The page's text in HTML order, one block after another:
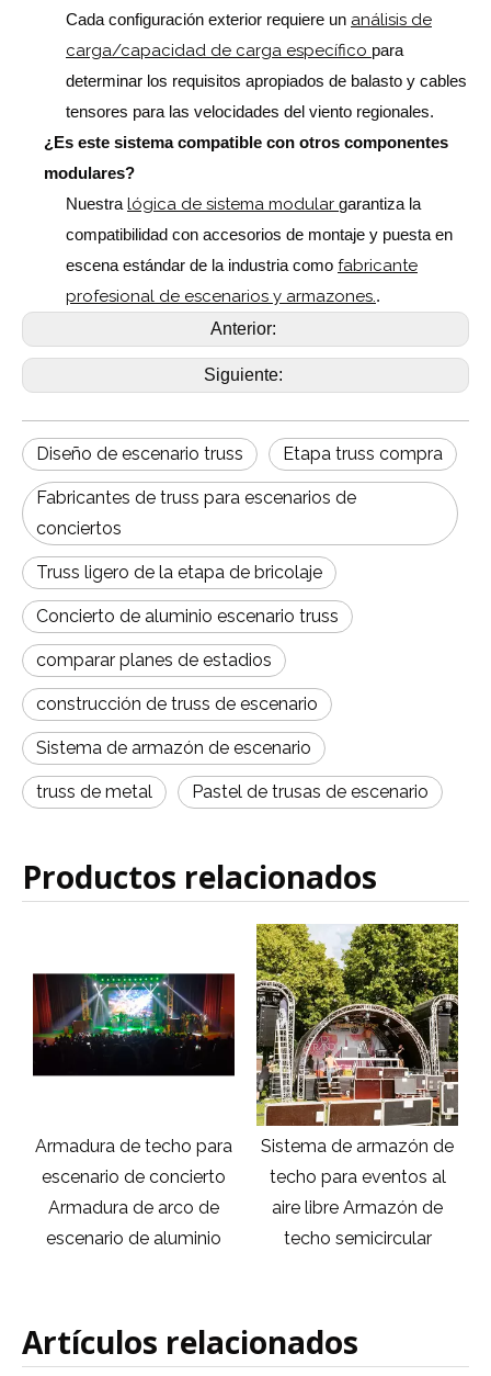
Cada configuración exterior requiere un análisis de
carga/capacidad de carga específico para
determinar los requisitos apropiados de balasto y cables
tensores para las velocidades del viento regionales.
¿Es este sistema compatible con otros componentes
modulares?
Nuestra lógica de sistema modular garantiza la
compatibilidad con accesorios de montaje y puesta en
escena estándar de la industria como fabricante
profesional de escenarios y armazones..
Anterior:
Siguiente:
Diseño de escenario truss Etapa truss compra
Fabricantes de truss para escenarios de
conciertos
Truss ligero de la etapa de bricolaje
Concierto de aluminio escenario truss
comparar planes de estadios
construcción de truss de escenario
Sistema de armazón de escenario
truss de metal Pastel de trusas de escenario
Productos relacionados
Armadura de techo para
escenario de concierto
Armadura de arco de
escenario de aluminio
Sistema de armazón de
techo para eventos al
aire libre Armazón de
techo semicircular
Artículos relacionados